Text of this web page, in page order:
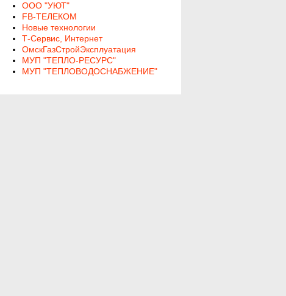
ООО "УЮТ"
FB-ТЕЛЕКОМ
Новые технологии
Т-Сервис, Интернет
ОмскГазСтройЭксплуатация
МУП "ТЕПЛО-РЕСУРС"
МУП "ТЕПЛОВОДОСНАБЖЕНИЕ"